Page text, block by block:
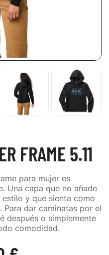
FRAME 5.11
para mujer es
Una capa que no añade
y que sienta como
dar caminatas por el
después o simplemente
comodidad.